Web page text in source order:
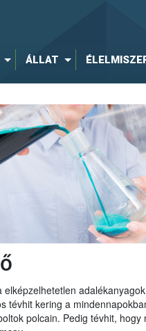
ÁLLAT
elképzelhetetlen
tévhit kering a
polcain. Pedig tévhit,